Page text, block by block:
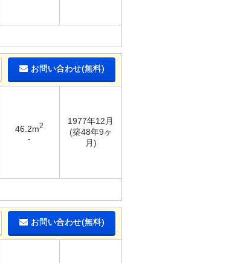
お問い合わせ(無料)
46.2m2
-
1977年12月
(築48年9ヶ
月)
お問い合わせ(無料)